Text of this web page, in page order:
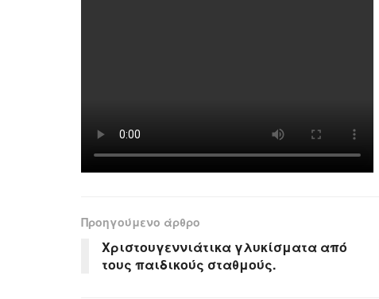
Προηγούμενο άρθρο
Χριστουγεννιάτικα γλυκίσματα από
τους παιδικούς σταθμούς.